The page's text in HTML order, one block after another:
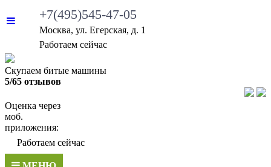
+7(495)545-47-05
Москва, ул. Егерская, д. 1
Работаем сейчас
Скупаем битые машины
5/65 отзывов
Оценка через
моб.
приложения:
Работаем сейчас